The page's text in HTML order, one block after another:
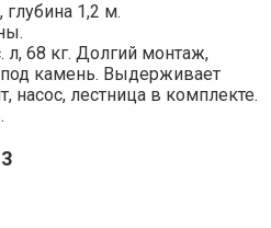
1,2 м.
л, 68 кг. Долгий монтаж,
камень. Выдерживает
насос, лестница в комплекте.